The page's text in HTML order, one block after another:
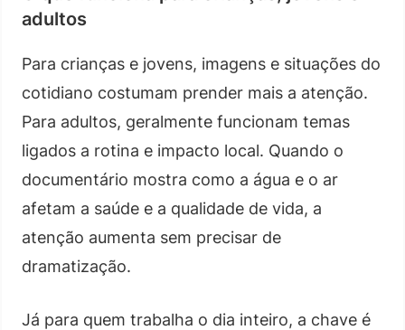
adultos
Para crianças e jovens, imagens e situações do
cotidiano costumam prender mais a atenção.
Para adultos, geralmente funcionam temas
ligados a rotina e impacto local. Quando o
documentário mostra como a água e o ar
afetam a saúde e a qualidade de vida, a
atenção aumenta sem precisar de
dramatização.
Já para quem trabalha o dia inteiro, a chave é